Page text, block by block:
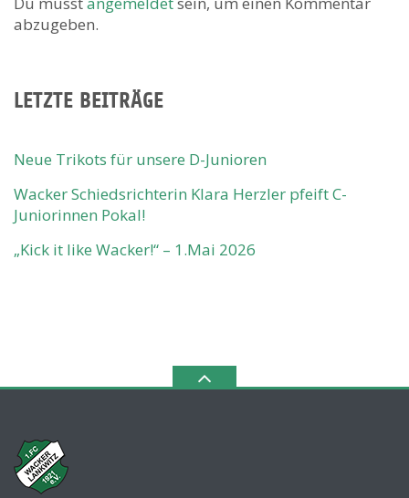
abzugeben.
LETZTE BEITRÄGE
Neue Trikots für unsere D-Junioren
Wacker Schiedsrichterin Klara Herzler pfeift C-
Juniorinnen Pokal!
„Kick it like Wacker!“ – 1.Mai 2026